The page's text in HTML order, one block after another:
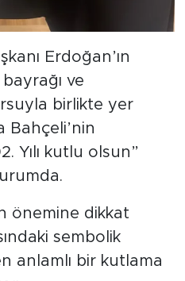
Erdoğan’ın
ve
birlikte yer
Bahçeli’nin
Yılı kutlu olsun”
önemine dikkat
sembolik
anlamlı bir kutlama